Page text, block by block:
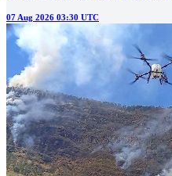
07 Aug 2026 03:30 UTC